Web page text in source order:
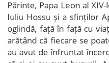
Părinte, Papa Leon al
Iuliu Hossu și a sfinților
oglindă, față în față cu
arătând că fiecare se
au avut de înfruntat